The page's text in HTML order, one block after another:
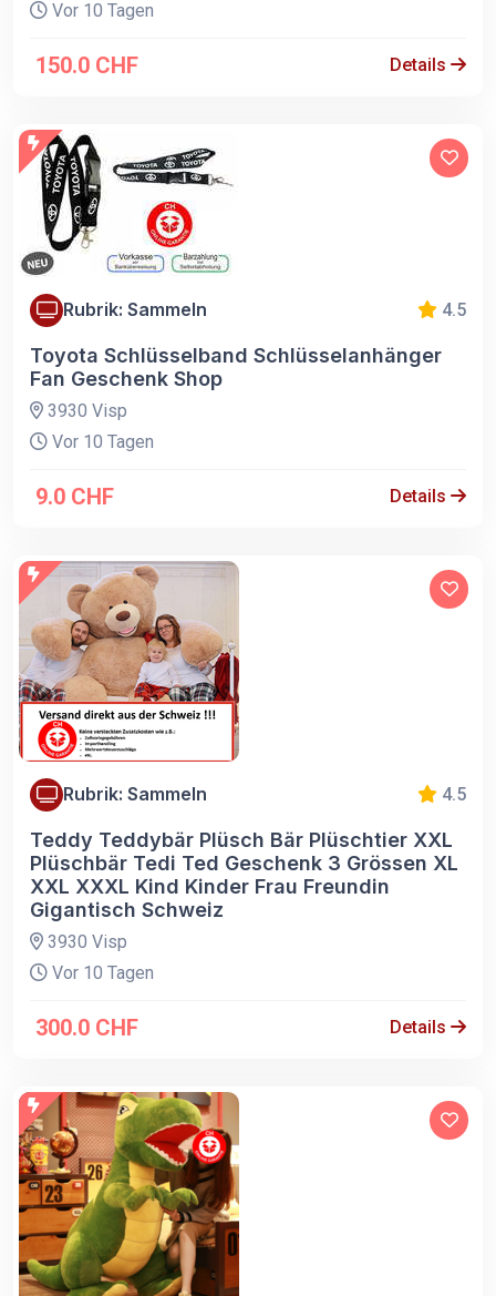
Vor 10 Tagen
150.0 CHF Details
Rubrik: Sammeln 4.5
Toyota Schlüsselband Schlüsselanhänger
Fan Geschenk Shop
3930 Visp
Vor 10 Tagen
9.0 CHF Details
Rubrik: Sammeln 4.5
Teddy Teddybär Plüsch Bär Plüschtier XXL
Plüschbär Tedi Ted Geschenk 3 Grössen XL
XXL XXXL Kind Kinder Frau Freundin
Gigantisch Schweiz
3930 Visp
Vor 10 Tagen
300.0 CHF Details